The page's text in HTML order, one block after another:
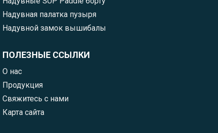
Надувная палатка пузыря
Надувной замок вышибалы
ПОЛЕЗНЫЕ ССЫЛКИ
О нас
Продукция
Свяжитесь с нами
Карта сайта